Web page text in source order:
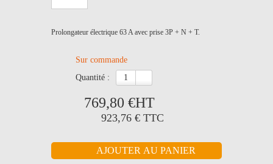
Prolongateur électrique 63 A avec prise 3P + N + T.
Sur commande
quantité :
769,80 €HT
923,76 € TTC